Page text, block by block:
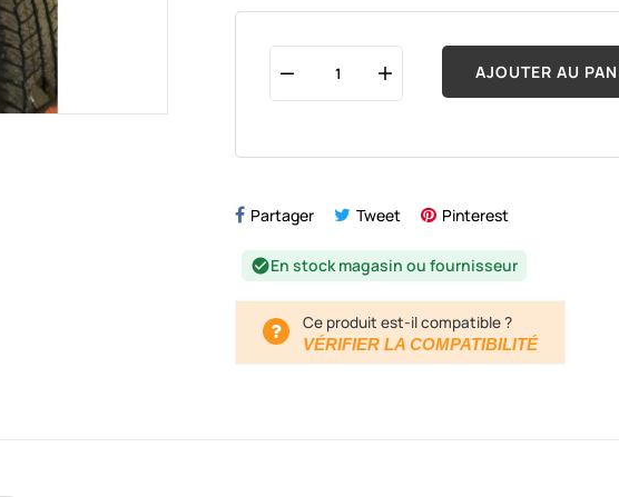
AJOUTER AU
Partager Tweet Pinterest
check_circleEn stock magasin ou fournisseur
Ce produit est-il compatible ?
VÉRIFIER LA COMPATIBILITÉ